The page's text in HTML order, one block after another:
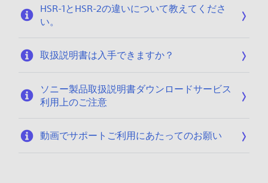
HSR-1とHSR-2の違いについて教えてくださ
い。
取扱説明書は入手できますか？
ソニー製品取扱説明書ダウンロードサービス
利用上のご注意
動画でサポートご利用にあたってのお願い